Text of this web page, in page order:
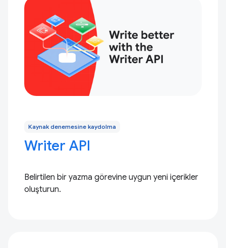
Kaynak denemesine kaydolma
Writer API
Belirtilen bir yazma görevine uygun yeni içerikler
oluşturun.